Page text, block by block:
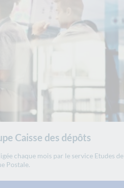
Caisse des dépôts
chaque mois par le service Etudes de
Postale.